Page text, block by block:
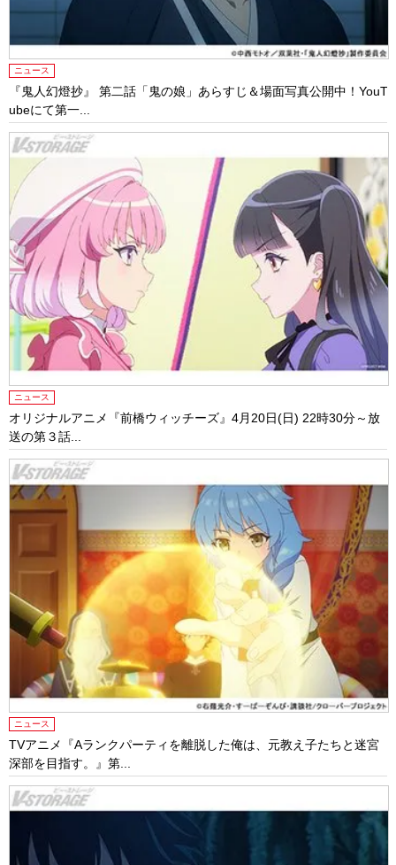
ニュース
『鬼人幻燈抄』 第二話「鬼の娘」あらすじ＆場面写真公開中！YouT
ubeにて第一...
ニュース
オリジナルアニメ『前橋ウィッチーズ』4月20日(日) 22時30分～放
送の第３話...
ニュース
TVアニメ『Aランクパーティを離脱した俺は、元教え子たちと迷宮
深部を目指す。』第...